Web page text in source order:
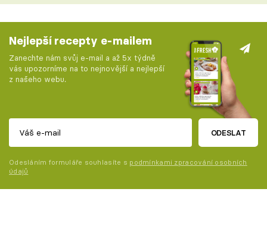
Nejlepší recepty e-mailem
Zanechte nám svůj e-mail a až 5x týdně
vás upozorníme na to nejnovější a nejlepší
z našeho webu.
ODESLAT
Odesláním formuláře souhlasíte s podmínkami zpracování osobních
údajů